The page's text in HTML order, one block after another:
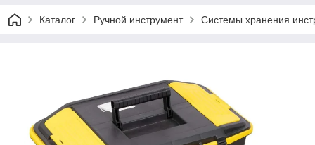
Каталог Ручной инструмент Системы хранения